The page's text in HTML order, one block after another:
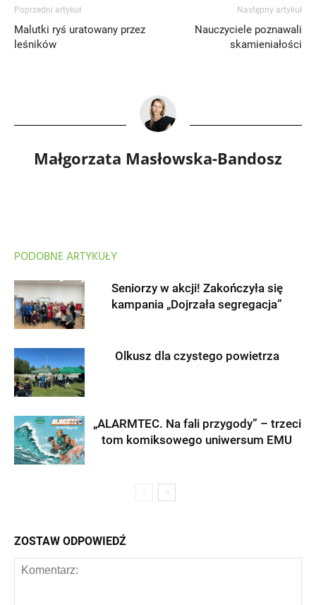
Poprzedni artykuł
Malutki ryś uratowany przez
leśników
Następny artykuł
Nauczyciele poznawali
skamieniałości
Małgorzata Masłowska-Bandosz
PODOBNE ARTYKUŁY
Seniorzy w akcji! Zakończyła się
kampania „Dojrzała segregacja”
Olkusz dla czystego powietrza
„ALARMTEC. Na fali przygody” – trzeci
tom komiksowego uniwersum EMU
ZOSTAW ODPOWIEDŹ